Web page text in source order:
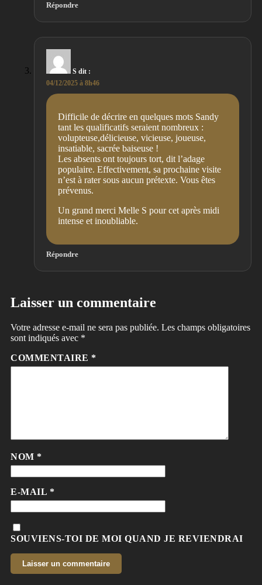
Répondre
S dit :
04/12/2025 à 8h46
Difficile de décrire en quelques mots Sandy
tant les qualificatifs seraient nombreux :
volupteuse,délicieuse, vicieuse, joueuse,
insatiable, sacrée baiseuse !
Les absents ont toujours tort, dit l’adage
populaire. Effectivement, sa prochaine visite
n’est à rater sous aucun prétexte. Vous êtes
prévenus.
Un grand merci Melle S pour cet après midi
intense et inoubliable.
Répondre
Laisser un commentaire
Votre adresse e-mail ne sera pas publiée. Les champs obligatoires
sont indiqués avec *
COMMENTAIRE *
NOM *
E-MAIL *
SOUVIENS-TOI DE MOI QUAND JE REVIENDRAI